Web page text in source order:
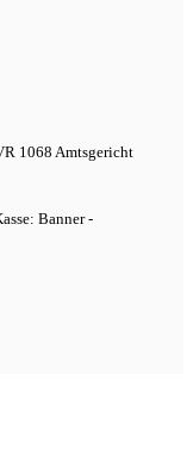
1068 Amtsgericht
Banner -